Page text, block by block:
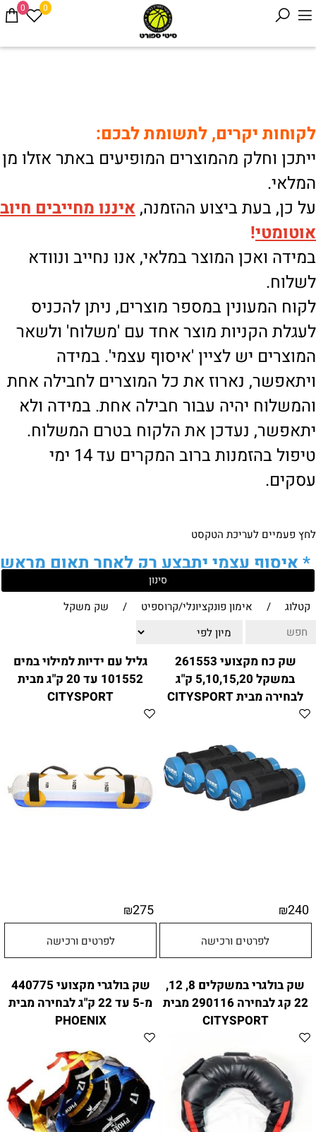
0 0
לקוחות יקרים, לתשומת לבכם:
ייתכן וחלק מהמוצרים המופיעים באתר אזלו מן
המלאי.
על כן, בעת ביצוע ההזמנה, איננו מחייבים חיוב
אוטומטי!
במידה ואכן המוצר במלאי, אנו נחייב ונוודא
לשלוח.
לקוח המעונין במספר מוצרים, ניתן להכניס
לעגלת הקניות מוצר אחד עם 'משלוח' ולשאר
המוצרים יש לציין 'איסוף עצמי'. במידה
ויתאפשר, נארוז את כל המוצרים לחבילה אחת
והמשלוח יהיה עבור חבילה אחת. במידה ולא
יתאפשר, נעדכן את הלקוח בטרם המשלוח.
טיפול בהזמנות ברוב המקרים עד 14 ימי
עסקים.
לחץ פעמיים לעריכת הטקסט
*איסוף עצמי יתבצע רק לאחר תאום מראש
של הלקוח מול נציגנו!
לבירור נוסף ניתן ליצור עמנו קשר:
ווטצאפ הודעות בלבד ):
מענה טלפוני:04-8411075
,
04-8411010
בין השעות 9:00-17:00
לחיצת כפתור
"צור קשר"
citysport1@013.net
citysport2@013.net
סינון
קטלוג / אימון פונקציונלי/קרוספיט / שק משקל
שק כח מקצועי 261553
במשקל 5,10,15,20 ק"ג
לבחירה מבית CITYSPORT
₪240
לפרטים ורכישה
גליל עם ידיות למילוי במים
101552 עד 20 ק"ג מבית
CITYSPORT
₪275
לפרטים ורכישה
שק בולגרי במשקלים 8, 12,
22 קג לבחירה 290116 מבית
CITYSPORT
שק בולגרי מקצועי 440775
מ-5 עד 22 ק"ג לבחירה מבית
PHOENIX